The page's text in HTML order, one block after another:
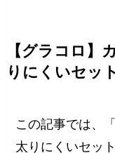
【グラコロ】
りにくいセッ
この記事では、
太りにくいセッ